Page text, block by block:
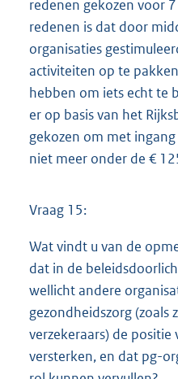
redenen gekozen voor
redenen is dat door
organisaties
activiteiten op te
hebben om iets echt te
er op basis van het
gekozen om met
niet meer onder de €
Vraag 15:
Wat vindt u van de
dat in de
wellicht andere
gezondheidszorg (zoals
verzekeraars) de
versterken, en dat pg-